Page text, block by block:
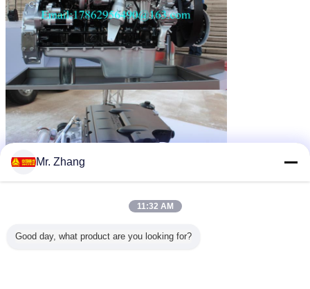
Mr. Zhang
11:32 AM
Good day, what product are you looking for?